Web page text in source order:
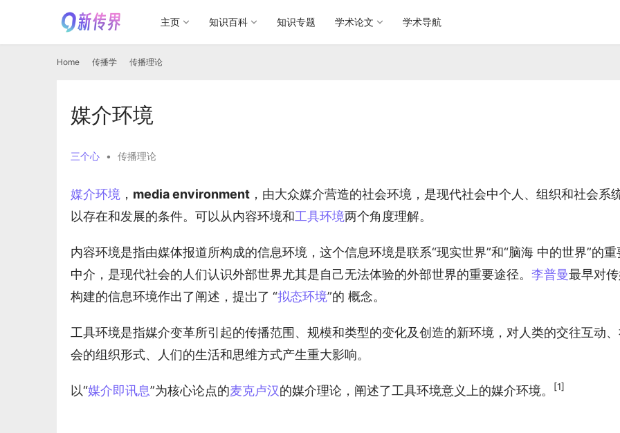
主页 知识百科 知识专题 学术论文 学术导航
Home 传播学 传播理论
媒介环境
三个心 • 传播理论
媒介环境 ， media environment ，由大众媒介营造的社会环境，是现代社会中个人、组织和社会系
以存在和发展的条件。可以从内容环境和工具环境两个角度理解。
内容环境是指由媒体报道所构成的信息环境，这个信息环境是联系“现实世界”和“脑海 中的世界”的重
中介，是现代社会的人们认识外部世界尤其是自己无法体验的外部世界的重要途径。 李普曼最早对
构建的信息环境作出了阐述，提岀了 “拟态环境”的 概念。
工具环境是指媒介变革所引起的传播范围、规模和类型的变化及创造的新环境，对人类的交往互动
会的组织形式、人们的生活和思维方式产生重大影响。
以“媒介即讯息”为核心论点的麦克卢汉的媒介理论，阐述了工具环境意义上的媒介环境。 [1]